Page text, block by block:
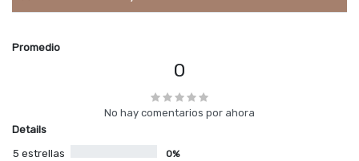
Promedio
0
No hay comentarios por ahora
Details
5 estrellas
0%